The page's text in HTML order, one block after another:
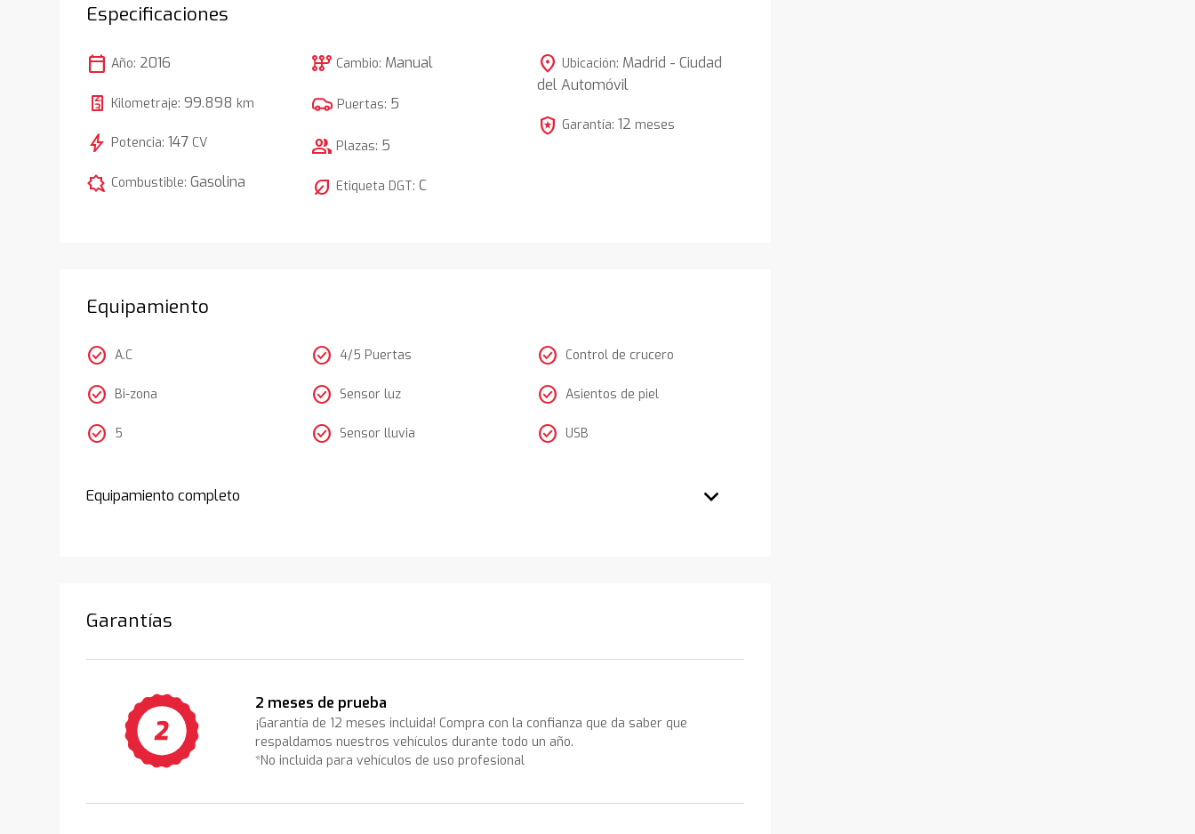
Especificaciones
calendar_today Año: 2016
Kilometraje:99.898 km
bolt Potencia:147 CV
comic_bubble Combustible:Gasolina
auto_transmission Cambio: Manual
Puertas: 5
group Plazas: 5
nest_eco_leaf Etiqueta DGT:C
location_on Ubicación: Madrid - Ciudad
del Automóvil
local_police Garantía: 12 meses
Equipamiento
check_circle A.C
check_circle Bi-zona
check_circle 5
check_circle 4/5 Puertas
check_circle Sensor luz
check_circle Sensor lluvia
check_circle Control de crucero
check_circle Asientos de piel
check_circle USB
Equipamiento completo
Garantías
2 meses de prueba
¡Garantía de 12 meses incluida! Compra con la confianza que da saber que
respaldamos nuestros vehículos durante todo un año.
*No incluida para vehículos de uso profesional